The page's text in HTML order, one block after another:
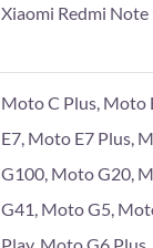
Xiaomi Redmi Note
Moto C Plus, Moto
E7, Moto E7 Plus,
G100, Moto G20,
G41, Moto G5,